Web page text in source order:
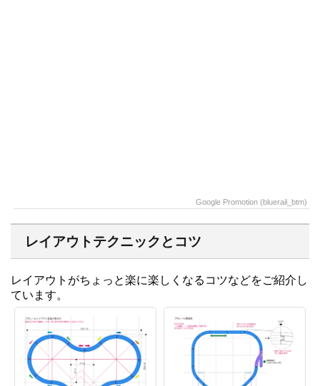
Google Promotion (bluerail_btm)
レイアウトテクニックとコツ
レイアウトがちょっと楽に楽しくなるコツなどをご紹介し
ています。